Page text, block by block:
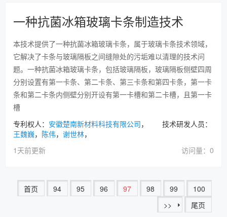
一种抗菌冰箱玻璃卡条制造技术
本技术提供了一种抗菌冰箱玻璃卡条，属于玻璃卡条技术领域，
它解决了卡条与玻璃隔板之间缝隙处的污垢难以清理的技术问
题。一种抗菌冰箱玻璃卡条，包括玻璃隔板，玻璃隔板侧壁四周
分别设置有第一卡条、第二卡条、第三卡条和第四卡条，第一卡
条和第二卡条内侧壁分别开设有第一卡槽和第二卡槽，且第一卡
槽
专利权人： 安徽楚南新材料科技有限公司， 技术研发人员：
王魏巍， 陈伟， 谢世林，
1天前更新
访问量：0
首页 94 95 96 97 98 99
100
>>
尾页